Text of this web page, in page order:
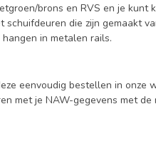
brons en RVS en je kunt
die zijn gemaakt
in metalen rails.
eenvoudig bestellen in onze
met je NAW-gegevens met de